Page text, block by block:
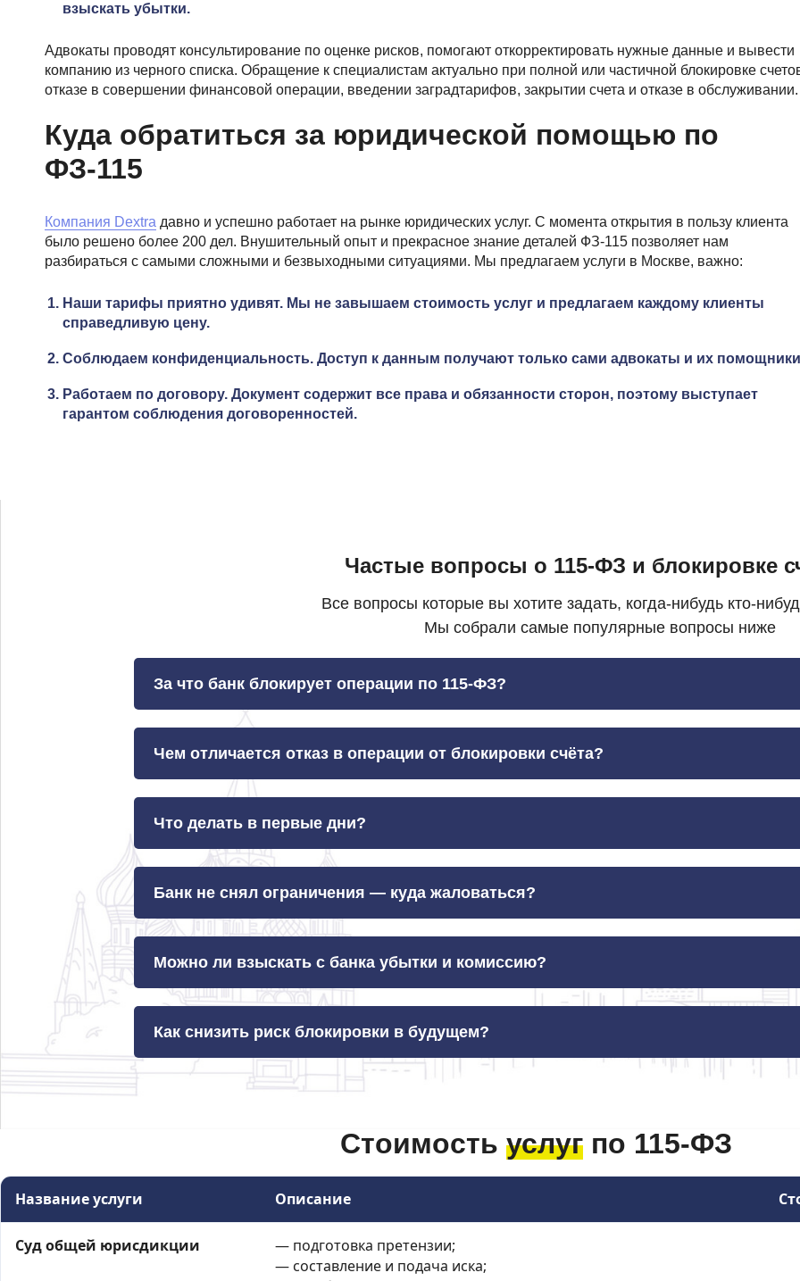
взыскать убытки.
Адвокаты проводят консультирование по оценке рисков, помогают откорректировать нужные данные и вывести
компанию из черного списка. Обращение к специалистам актуально при полной или частичной блокировке
отказе в совершении финансовой операции, введении заградтарифов, закрытии счета и отказе в обслуживании.
Куда обратиться за юридической помощью по
ФЗ-115
Компания Dextra давно и успешно работает на рынке юридических услуг. С момента открытия в пользу клиента
было решено более 200 дел. Внушительный опыт и прекрасное знание деталей ФЗ-115 позволяет нам
разбираться с самыми сложными и безвыходными ситуациями. Мы предлагаем услуги в Москве, важно:
Наши тарифы приятно удивят. Мы не завышаем стоимость услуг и предлагаем каждому клиенты
справедливую цену.
Соблюдаем конфиденциальность. Доступ к данным получают только сами адвокаты и их
Работаем по договору. Документ содержит все права и обязанности сторон, поэтому выступает
гарантом соблюдения договоренностей.
Частые вопросы о 115-ФЗ и блокировке
Все вопросы которые вы хотите задать, когда-нибудь кто-
Мы собрали самые популярные вопросы ниже
За что банк блокирует операции по 115-ФЗ?
Чем отличается отказ в операции от блокировки счёта?
Что делать в первые дни?
Банк не снял ограничения — куда жаловаться?
Можно ли взыскать с банка убытки и комиссию?
Как снизить риск блокировки в будущем?
Стоимость услугпо 115-ФЗ
Название услуги Описание
Суд общей юрисдикции
— подготовка претензии;
— составление и подача иска;